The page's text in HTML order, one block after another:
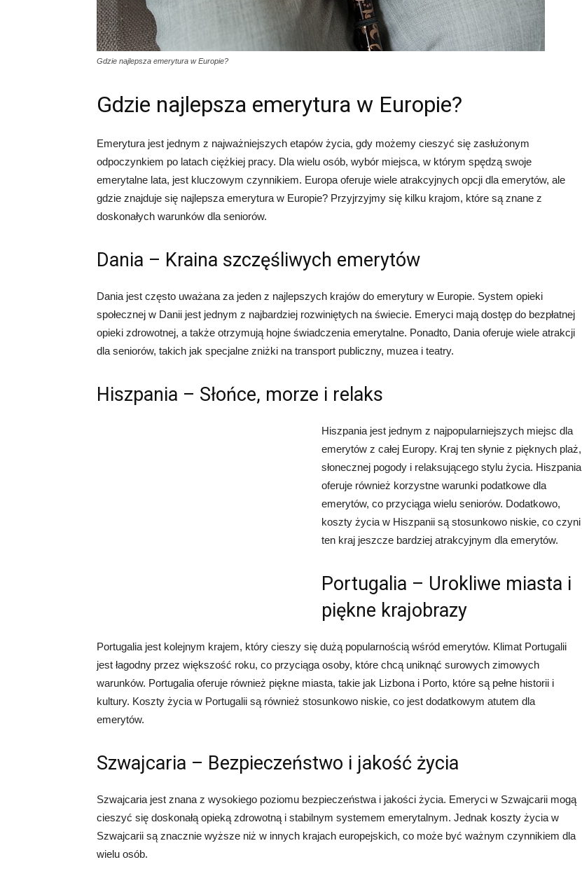
Gdzie najlepsza emerytura w Europie?
Gdzie najlepsza emerytura w Europie?
Emerytura jest jednym z najważniejszych etapów życia, gdy możemy cieszyć się zasłużonym
odpoczynkiem po latach ciężkiej pracy. Dla wielu osób, wybór miejsca, w którym spędzą swoje
emerytalne lata, jest kluczowym czynnikiem. Europa oferuje wiele atrakcyjnych opcji dla emerytów, ale
gdzie znajduje się najlepsza emerytura w Europie? Przyjrzyjmy się kilku krajom, które są znane z
doskonałych warunków dla seniorów.
Dania – Kraina szczęśliwych emerytów
Dania jest często uważana za jeden z najlepszych krajów do emerytury w Europie. System opieki
społecznej w Danii jest jednym z najbardziej rozwiniętych na świecie. Emeryci mają dostęp do bezpłatnej
opieki zdrowotnej, a także otrzymują hojne świadczenia emerytalne. Ponadto, Dania oferuje wiele atrakcji
dla seniorów, takich jak specjalne zniżki na transport publiczny, muzea i teatry.
Hiszpania – Słońce, morze i relaks
Hiszpania jest jednym z najpopularniejszych miejsc dla
emerytów z całej Europy. Kraj ten słynie z pięknych plaż,
słonecznej pogody i relaksującego stylu życia. Hiszpania
oferuje również korzystne warunki podatkowe dla
emerytów, co przyciąga wielu seniorów. Dodatkowo,
koszty życia w Hiszpanii są stosunkowo niskie, co czyni
ten kraj jeszcze bardziej atrakcyjnym dla emerytów.
Portugalia – Urokliwe miasta i
piękne krajobrazy
Portugalia jest kolejnym krajem, który cieszy się dużą popularnością wśród emerytów. Klimat Portugalii
jest łagodny przez większość roku, co przyciąga osoby, które chcą uniknąć surowych zimowych
warunków. Portugalia oferuje również piękne miasta, takie jak Lizbona i Porto, które są pełne historii i
kultury. Koszty życia w Portugalii są również stosunkowo niskie, co jest dodatkowym atutem dla
emerytów.
Szwajcaria – Bezpieczeństwo i jakość życia
Szwajcaria jest znana z wysokiego poziomu bezpieczeństwa i jakości życia. Emeryci w Szwajcarii mogą
cieszyć się doskonałą opieką zdrowotną i stabilnym systemem emerytalnym. Jednak koszty życia w
Szwajcarii są znacznie wyższe niż w innych krajach europejskich, co może być ważnym czynnikiem dla
wielu osób.